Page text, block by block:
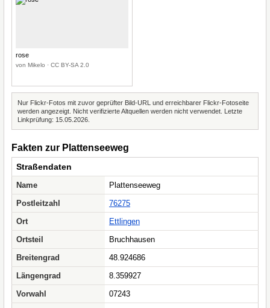
rose
von Mikelo · CC BY-SA 2.0
Nur Flickr-Fotos mit zuvor geprüfter Bild-URL und erreichbarer Flickr-Fotoseite
werden angezeigt. Nicht verifizierte Altquellen werden nicht verwendet. Letzte
Linkprüfung: 15.05.2026.
Fakten zur Plattenseeweg
Straßendaten
Name
Plattenseeweg
Postleitzahl
76275
Ort
Ettlingen
Ortsteil
Bruchhausen
Breitengrad
48.924686
Längengrad
8.359927
Vorwahl
07243